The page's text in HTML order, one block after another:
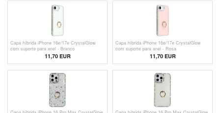
Capa híbrida iPhone 16e/17e CrystalGlow
com suporte para anel - Branco
11,70 EUR
Capa híbrida iPhone 16e/17e CrystalGlow
com suporte para anel - Rosa
11,70 EUR